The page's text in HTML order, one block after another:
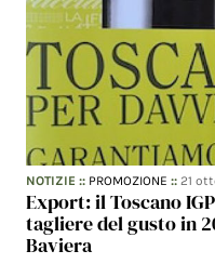
NOTIZIE :: PROMOZIONE ::21
Export: il Toscano
tagliere del gusto in
Baviera